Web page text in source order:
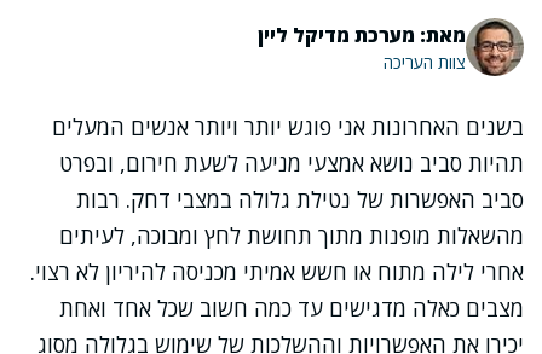
מאת: מערכת מדיקל ליין
צוות העריכה
בשנים האחרונות אני פוגש יותר ויותר אנשים המעלים
תהיות סביב נושא אמצעי מניעה לשעת חירום, ובפרט
סביב האפשרות של נטילת גלולה במצבי דחק. רבות
מהשאלות מופנות מתוך תחושת לחץ ומבוכה, לעיתים
אחרי לילה מתוח או חשש אמיתי מכניסה להיריון לא רצוי.
מצבים כאלה מדגישים עד כמה חשוב שכל אחד ואחת
יכירו את האפשרויות וההשלכות של שימוש בגלולה מסוג